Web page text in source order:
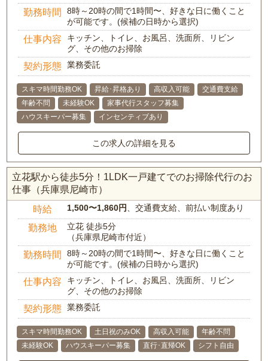
勤務時間
8時～20時の間で1時間〜、好きな日に働くこと
が可能です。(候補の日時から選択)
仕事内容
キッチン、トイレ、お風呂、洗面所、リビン
グ、その他のお掃除
契約形態 業務委託
スキマ時間勤務OK 昇給･昇格あり 高収入可能
交通費支給
年齢不問
未経験OK
家事代行スタッフ募集
ハウスキーパー募集
インセンティブあり
この求人の詳細を見る
立花駅から徒歩5分！1LDK一戸建てでのお掃除代行のお
仕事（兵庫県尼崎市）
時給 1,500〜1,860円 、交通費支給、前払い制度あり
勤務地
立花 徒歩5分
（兵庫県尼崎市付近）
勤務時間
8時～20時の間で1時間〜、好きな日に働くこと
が可能です。(候補の日時から選択)
仕事内容
キッチン、トイレ、お風呂、洗面所、リビン
グ、その他のお掃除
契約形態 業務委託
スキマ時間勤務OK 土日祝のみOK 高収入可能
年齢不問
未経験OK
ハウスキーパー募集 直行･直帰OK シフト自由